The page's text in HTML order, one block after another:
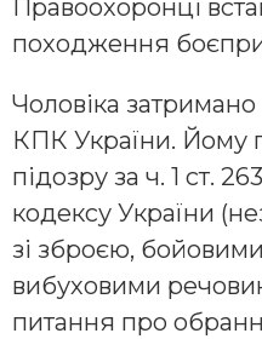
Правоохоронці
походження
Чоловіка
КПК України. Йому
підозру за ч. 1 ст.
кодексу України
зі зброєю,
вибуховими
питання про